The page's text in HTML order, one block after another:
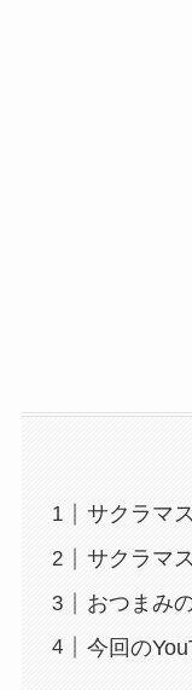
サクラマ
サクラマ
おつまみ
今回の